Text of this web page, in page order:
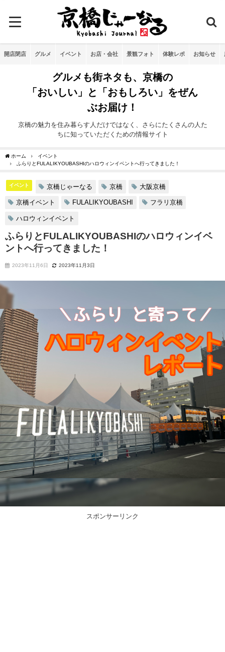
開店閉店 グルメ イベント お店・会社 景観フォト 体験レポ お知らせ
グルメも街ネタも、京橋の
「おいしい」と「おもしろい」をぜん
ぶお届け！
京橋の魅力を住み暮らす人だけではなく、さらにたくさんの人た
ちに知っていただくための情報サイト
ホーム
イベント
ふらりとFULALIKYOUBASHIのハロウィンイベントへ行ってきました！
イベント 京橋じゃーなる 京橋 大阪京橋
京橋イベント FULALIKYOUBASHI フラリ京橋
ハロウィンイベント
ふらりとFULALIKYOUBASHIのハロウィンイベ
ントへ行ってきました！
2023年11月6日 2023年11月3日
スポンサーリンク